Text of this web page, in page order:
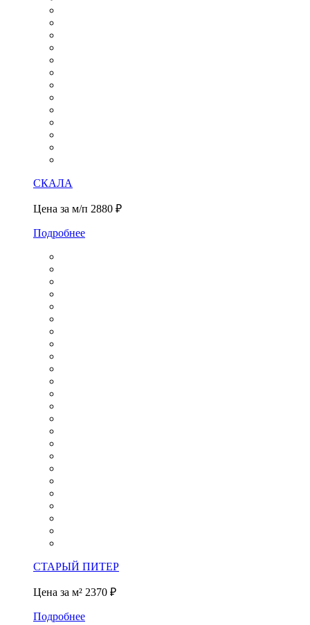
СКАЛА
Цена за м/п 2880 ₽
Подробнее
СТАРЫЙ ПИТЕР
Цена за м² 2370 ₽
Подробнее